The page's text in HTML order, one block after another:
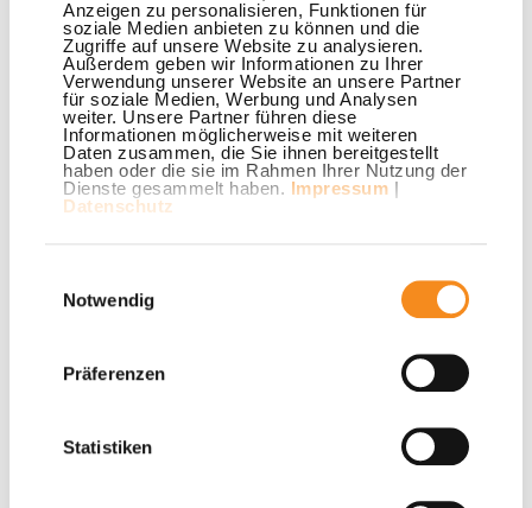
Anzeigen zu personalisieren, Funktionen für
soziale Medien anbieten zu können und die
Zugriffe auf unsere Website zu analysieren.
Außerdem geben wir Informationen zu Ihrer
Verwendung unserer Website an unsere Partner
für soziale Medien, Werbung und Analysen
weiter. Unsere Partner führen diese
Informationen möglicherweise mit weiteren
Daten zusammen, die Sie ihnen bereitgestellt
haben oder die sie im Rahmen Ihrer Nutzung der
Dienste gesammelt haben. Impressum |
Datenschutz
Notwendig
Präferenzen
Statistiken
ihre Schüler*innen fördern“.
Auch Michael Lutter, Geschäftsführer des
Stadtsportverbandes, dankte den engagierten Lehrkräften,
die Ausdauer, Kraft, Schnelligkeit, Koordination und
Schwimmfähigkeit gezielt fördern und das Sportabzeichen
fest in den Unterricht integrieren. Zudem ging sein Dank an
die Stadtwerke Lemgo für die kontinuierliche Unterstützung
Stadtwerke starke Zeichen – für Bewegung im Schulalltag
und für die Wertschätzung sportlicher Leistungen“, so
Michael Lutter.
Marketingleiterin der Stadtwerke Lemgo, persönlich. „Es ist
Grundschulen und die Schüler*innen hier einen
Grundstein für ein gesundes, aktives Leben legen – das